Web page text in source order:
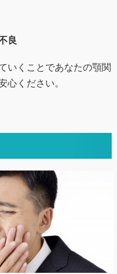
良
いくことであなたの顎関
心ください。